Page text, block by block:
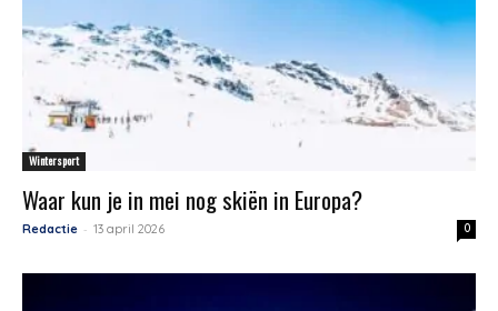
Wintersport
Waar kun je in mei nog skiën in Europa?
Redactie - 13 april 2026 0